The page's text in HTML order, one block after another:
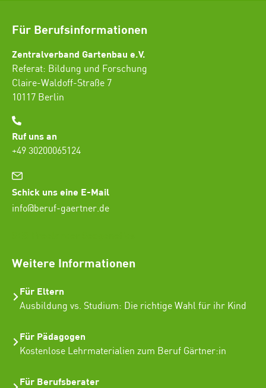
Für Berufsinformationen
Zentralverband Gartenbau e.V.
Referat: Bildung und Forschung
Claire-Waldoff-Straße 7
10117 Berlin
Ruf uns an
+49 30200065124
Schick uns eine E-Mail
info@beruf-gaertner.de
Weitere Informationen
Für Eltern
Ausbildung vs. Studium: Die richtige Wahl für ihr Kind
Für Pädagogen
Kostenlose Lehrmaterialien zum Beruf Gärtner:in
Für Berufsberater